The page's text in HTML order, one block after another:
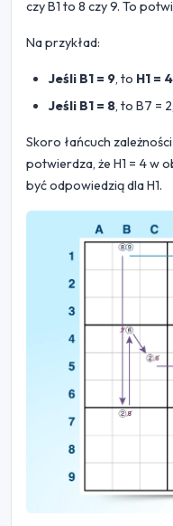
czy B1 to 8 czy 9. To
Na przykład:
Jeśli B1 = 9, to H1 = 4
Jeśli B1 = 8, to B7 =
Skoro łańcuch
potwierdza, że H1 = 4 w
być odpowiedzią dla H1.